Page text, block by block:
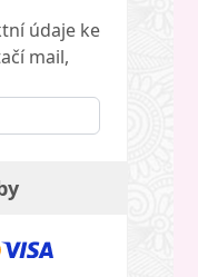
údaje ke
mail,